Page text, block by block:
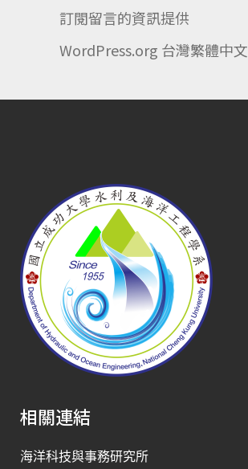
訂閱留言的資訊提供
WordPress.org 台灣繁體中文
相關連結
海洋科技與事務研究所